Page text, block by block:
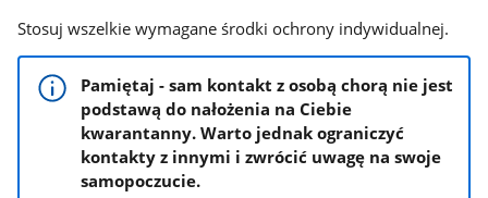
Stosuj wszelkie wymagane środki ochrony indywidualnej.
Pamiętaj - sam kontakt z osobą chorą nie jest
podstawą do nałożenia na Ciebie
kwarantanny. Warto jednak ograniczyć
kontakty z innymi i zwrócić uwagę na swoje
samopoczucie.